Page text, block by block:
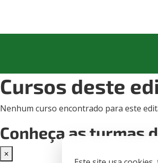
Cursos deste
Nenhum curso encontrado para este
Conheça as turmas
×